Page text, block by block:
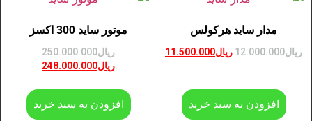
مدار ساید هرکولس
ریال12.000.000ریال11.500.000
افزودن به سبد خرید
موتور ساید 300 اکسز
ریال250.000.000
ریال248.000.000
افزودن به سبد خرید